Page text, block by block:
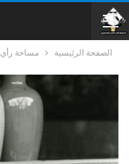
الصفحة الرئيسية مساحة رأي